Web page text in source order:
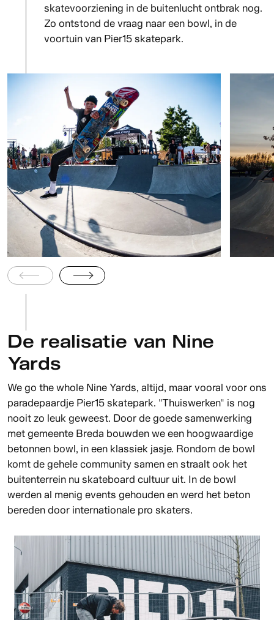
skatevoorziening in de buitenlucht ontbrak nog.
Zo ontstond de vraag naar een bowl, in de
voortuin van Pier15 skatepark.
De realisatie van Nine
Yards
We go the whole Nine Yards, altijd, maar vooral voor ons
paradepaardje Pier15 skatepark. "Thuiswerken" is nog
nooit zo leuk geweest. Door de goede samenwerking
met gemeente Breda bouwden we een hoogwaardige
betonnen bowl, in een klassiek jasje. Rondom de bowl
komt de gehele community samen en straalt ook het
buitenterrein nu skateboard cultuur uit. In de bowl
werden al menig events gehouden en werd het beton
bereden door internationale pro skaters.